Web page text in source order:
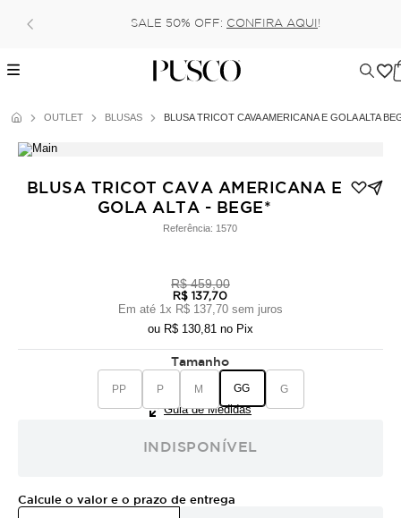
SALE 50% OFF: CONFIRA AQUI !
OUTLET BLUSAS BLUSA TRICOT CAVA AMERICANA E GOLA ALTA
BLUSA TRICOT CAVA AMERICANA E
GOLA ALTA - BEGE*
Referência: 1570
R$ 459,00
R$ 137,70
Em até 1x R$ 137,70 sem juros
ou R$ 130,81 no Pix
Tamanho
PP P M GG G
Guia de Medidas
INDISPONÍVEL
Calcule o valor e o prazo de entrega